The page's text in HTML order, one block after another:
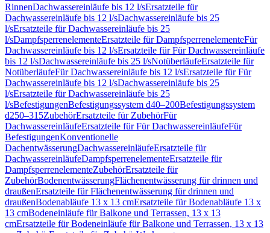
RinnenDachwassereinläufe bis 12 l/sErsatzteile für
Dachwassereinläufe bis 12 l/sDachwassereinläufe bis 25
l/sErsatzteile für Dachwassereinläufe bis 25
l/sDampfsperrenelementeErsatzteile für DampfsperrenelementeFür
Dachwassereinläufe bis 12 l/sErsatzteile für Für Dachwassereinläufe
bis 12 l/sDachwassereinläufe bis 25 l/sNotüberläufeErsatzteile für
NotüberläufeFür Dachwassereinläufe bis 12 l/sErsatzteile für Für
Dachwassereinläufe bis 12 l/sDachwassereinläufe bis 25
l/sErsatzteile für Dachwassereinläufe bis 25
l/sBefestigungenBefestigungssystem d40–200Befestigungssystem
d250–315ZubehörErsatzteile für ZubehörFür
DachwassereinläufeErsatzteile für Für DachwassereinläufeFür
BefestigungenKonventionelle
DachentwässerungDachwassereinläufeErsatzteile für
DachwassereinläufeDampfsperrenelementeErsatzteile für
DampfsperrenelementeZubehörErsatzteile für
ZubehörBodenentwässerungFlächenentwässerung für drinnen und
draußenErsatzteile für Flächenentwässerung für drinnen und
draußenBodenabläufe 13 x 13 cmErsatzteile für Bodenabläufe 13 x
13 cmBodeneinläufe für Balkone und Terrassen, 13 x 13
cmErsatzteile für Bodeneinläufe für Balkone und Terrassen, 13 x 13